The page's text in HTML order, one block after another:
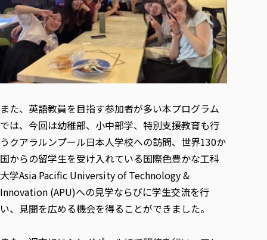
また、英語教員を目指す参加者が多い本プログラム
では、今回は幼稚部、小中部学、特別支援教育も行
うクアラルンプール日本人学校への訪問、世界130か
国からの留学生を受け入れている国際色豊かな工科
大学Asia Pacific University of Technology &
Innovation (APU)への見学ならびに学生交流を行
い、見聞を広める機会を得ることができました。